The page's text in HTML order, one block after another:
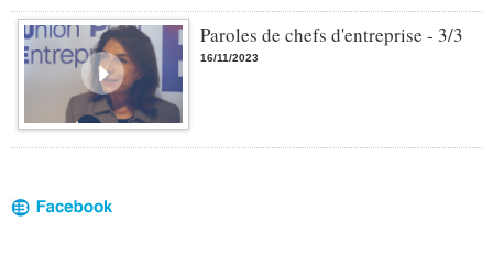
Paroles de chefs d'entreprise - 3/3
16/11/2023